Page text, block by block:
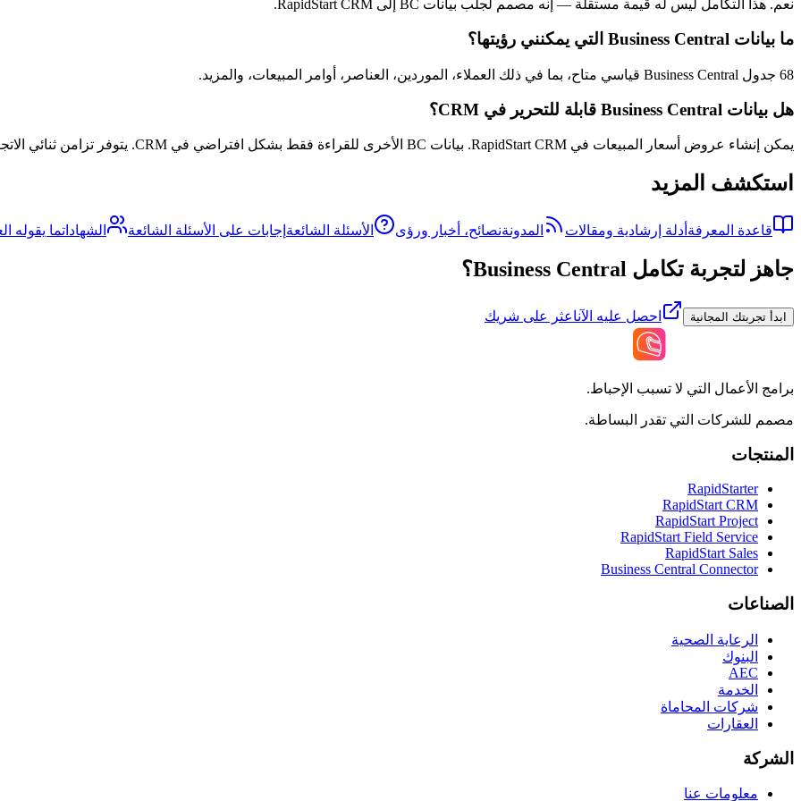
نعم. هذا التكامل ليس له قيمة مستقلة — إنه مصمم لجلب بيانات BC إلى RapidStart CRM.
ما بيانات Business Central التي يمكنني رؤيتها؟
68 جدول Business Central قياسي متاح، بما في ذلك العملاء، الموردين، العناصر، أوامر المبيعات، والمزيد.
هل بيانات Business Central قابلة للتحرير في CRM؟
يمكن إنشاء عروض أسعار المبيعات في RapidStart CRM. بيانات BC الأخرى للقراءة فقط بشكل افتراضي في CRM. يتوفر تزامن ثنائي الاتجاه لجداول محددة مثل جهات الاتصال والحسابات.
استكشف المزيد
قاعدة المعرفة أدلة إرشادية ومقالات المدونةنصائح، أخبار ورؤى الأسئلة الشائعة إجابات على الأسئلة الشائعة الشهاداتما يقوله
جاهز لتجربة تكامل Business Central؟
ابدأ تجربتك المجانية احصل عليه الآناعثر على شريك
برامج الأعمال التي لا تسبب الإحباط.
مصمم للشركات التي تقدر البساطة.
المنتجات
RapidStarter
RapidStart CRM
RapidStart Project
RapidStart Field Service
RapidStart Sales
Business Central Connector
الصناعات
الرعاية الصحية
البنوك
AEC
الخدمة
شركات المحاماة
العقارات
الشركة
معلومات عنا